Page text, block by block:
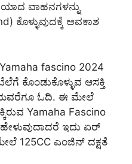
ವಾಹನಗಳನ್ನು
ಕೊಳ್ಳುವುದಕ್ಕೆ ಅವಕಾಶ
fascino 2024
ಕೊಂಡುಕೊಳ್ಳುವ ಆಸಕ್ತಿ
ಓದಿ. ಈ ಮೇಲೆ
Yamaha Fascino
ಹೇಳುವುದಾದರೆ ಇದು ಏರ್
125CC ಎಂಜಿನ್ ದಕ್ಷತೆ